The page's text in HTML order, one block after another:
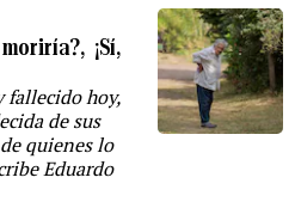
¡Sí,
fallecido hoy,
de sus
quienes lo
Eduardo